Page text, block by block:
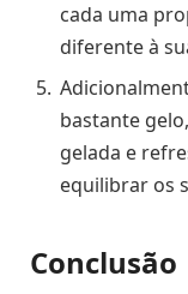
cada uma
diferente à
bastante
gelada e
equilibrar os
Conclusão